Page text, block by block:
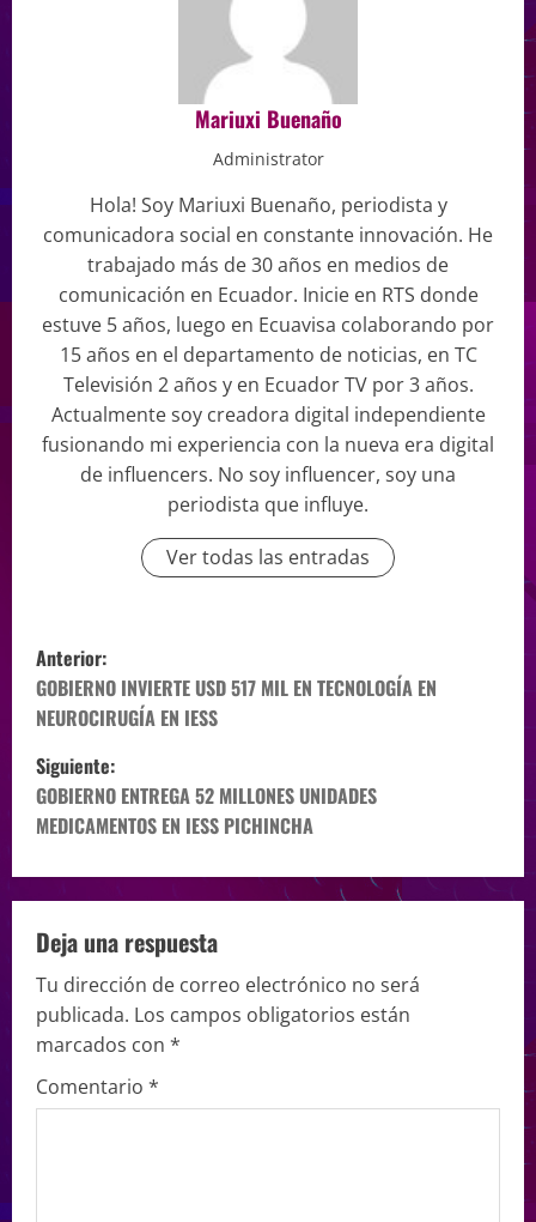
Mariuxi Buenaño
Administrator
Hola! Soy Mariuxi Buenaño, periodista y
comunicadora social en constante innovación. He
trabajado más de 30 años en medios de
comunicación en Ecuador. Inicie en RTS donde
estuve 5 años, luego en Ecuavisa colaborando por
15 años en el departamento de noticias, en TC
Televisión 2 años y en Ecuador TV por 3 años.
Actualmente soy creadora digital independiente
fusionando mi experiencia con la nueva era digital
de influencers. No soy influencer, soy una
periodista que influye.
Ver todas las entradas
Anterior:
GOBIERNO INVIERTE USD 517 MIL EN TECNOLOGÍA EN
NEUROCIRUGÍA EN IESS
Siguiente:
GOBIERNO ENTREGA 52 MILLONES UNIDADES
MEDICAMENTOS EN IESS PICHINCHA
Deja una respuesta
Tu dirección de correo electrónico no será
publicada. Los campos obligatorios están
marcados con *
Comentario *